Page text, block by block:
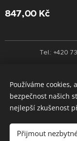
847,00 Kč
Tel.: +420
Používáme cookies,
bezpečnost našich
nejlepší zkušenost
Přijmout